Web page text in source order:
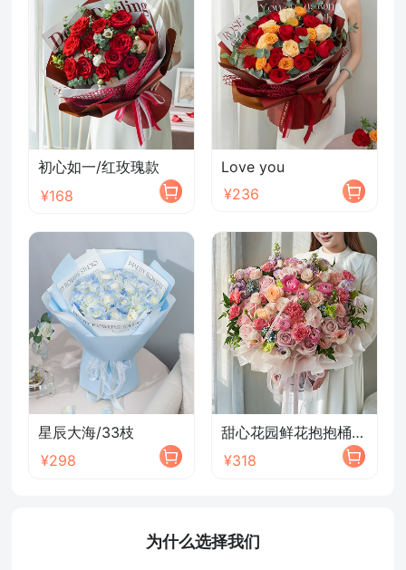
初心如一/红玫瑰款
¥168
Love you
¥236
星辰大海/33枝
¥298
甜心花园鲜花抱抱桶/2026新款
¥318
为什么选择我们